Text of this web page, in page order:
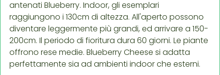
antenati Blueberry. Indoor, gli esemplari
raggiungono i 130cm di altezza. All'aperto possono
diventare leggermente più grandi, ed arrivare a 150-
200cm. Il periodo di fioritura dura 60 giorni. Le piante
offrono rese medie. Blueberry Cheese si adatta
perfettamente sia ad ambienti indoor che esterni.